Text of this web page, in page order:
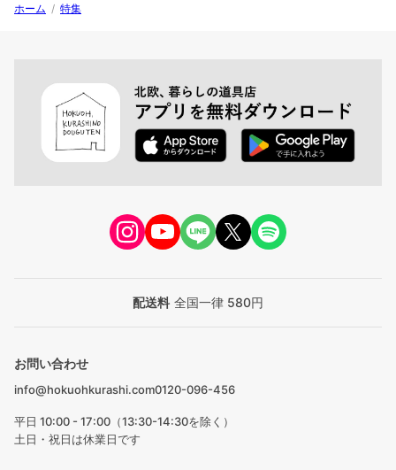
ホーム / 特集
配送料 全国一律 580円
お問い合わせ
info@hokuohkurashi.com0120-096-456
平日 10:00 - 17:00（13:30-14:30を除く）
土日・祝日は休業日です